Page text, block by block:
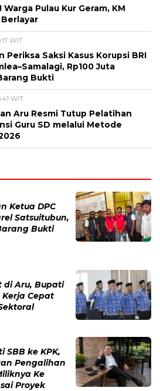
Pulau Kur Geram, KM
WIT
Periksa Saksi Kasus Korupsi BRI
Rp100 Juta
Bukti
WIT
Aru Resmi Tutup Pelatihan
Guru SD melalui Metode
Ketua DPC
Satsuitubun,
Bukti
di Aru, Bupati
Cepat
SBB ke KPK,
Pengalihan
Ke
Proyek